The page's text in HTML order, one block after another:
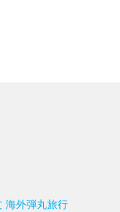
海外弾丸旅行